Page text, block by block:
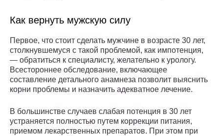
Как вернуть мужскую силу
Первое, что стоит сделать мужчине в возрасте 30 лет,
столкнувшемуся с такой проблемой, как импотенция,
— обратиться к специалисту, желательно к урологу.
Всестороннее обследование, включающее
составление детального анамнеза позволит выяснить
корни проблемы и назначить адекватное лечение.
В большинстве случаев слабая потенция в 30 лет
устраняется полностью путем коррекции питания,
приемом лекарственных препаратов. При этом при